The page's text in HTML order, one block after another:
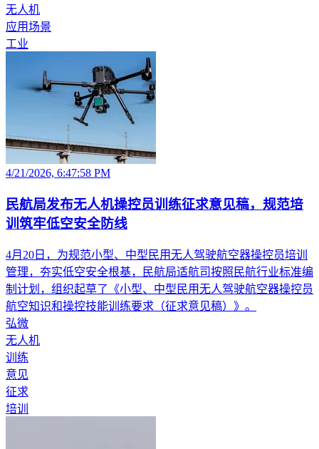
无人机
应用场景
工业
4/21/2026, 6:47:58 PM
民航局发布无人机操控员训练征求意见稿，规范培
训筑牢低空安全防线
4月20日，为规范小型、中型民用无人驾驶航空器操控员培训
管理，夯实低空安全根基，民航局适航司按照民航行业标准编
制计划，组织起草了《小型、中型民用无人驾驶航空器操控员
航空知识和操控技能训练要求（征求意见稿）》。
弘微
无人机
训练
意见
征求
培训